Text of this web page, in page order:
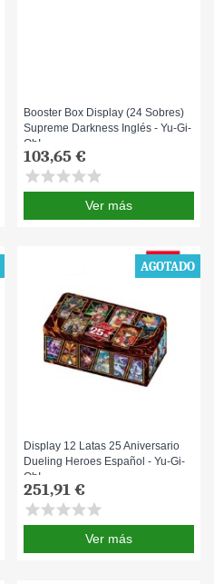
Booster Box Display (24 Sobres)
Supreme Darkness Inglés - Yu-Gi-
Oh!
103,65 €
starstarstarstarstar
Ver más
Display 12 Latas 25 Aniversario
Dueling Heroes Español - Yu-Gi-
Oh!
251,91 €
starstarstarstarstar
Ver más
AGOTADO